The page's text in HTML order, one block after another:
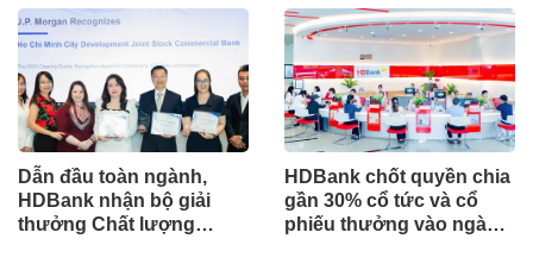
Dẫn đầu toàn ngành,
HDBank nhận bộ giải
thưởng Chất lượng
HDBank chốt quyền chia
gần 30% cổ tức và cổ
phiếu thưởng vào ngày